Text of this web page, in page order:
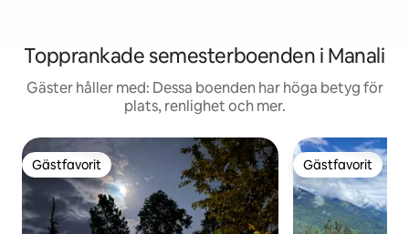
Topprankade semesterboenden i Manali
Gäster håller med: Dessa boenden har höga betyg för
plats, renlighet och mer.
Gästfavorit
Gästfavorit Gästfavorit
Gästfavorit